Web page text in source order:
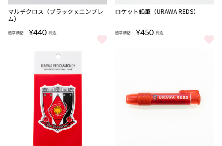
マルチクロス（ブラックｘエンブレ
ム）
通常価格 ¥440 税込
マルチクロス（ブラックｘエンブレム） をもっと見る
ロケット鉛筆（URAWA REDS）
通常価格 ¥450 税込
ロケット鉛筆（URAWA REDS）